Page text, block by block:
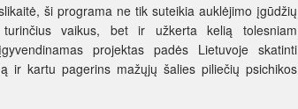
ši programa ne tik suteikia auklėjimo įgūdžių
vaikus, bet ir užkerta kelią tolesniam
projektas padės Lietuvoje skatinti
ir kartu pagerins mažųjų šalies piliečių psichikos